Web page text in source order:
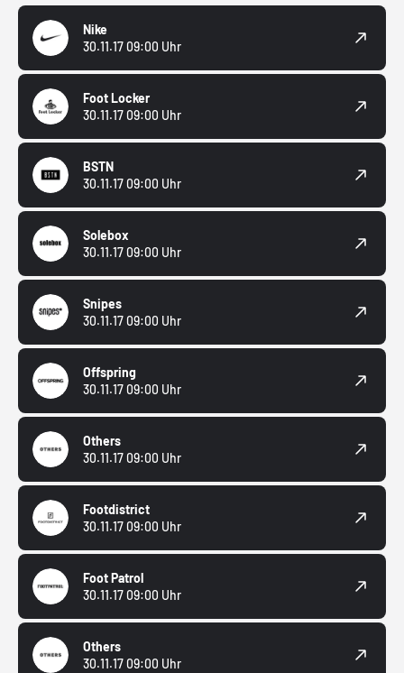
Nike
30.11.17 09:00 Uhr
Foot Locker
30.11.17 09:00 Uhr
BSTN
30.11.17 09:00 Uhr
Solebox
30.11.17 09:00 Uhr
Snipes
30.11.17 09:00 Uhr
Offspring
30.11.17 09:00 Uhr
Others
30.11.17 09:00 Uhr
Footdistrict
30.11.17 09:00 Uhr
Foot Patrol
30.11.17 09:00 Uhr
Others
30.11.17 09:00 Uhr